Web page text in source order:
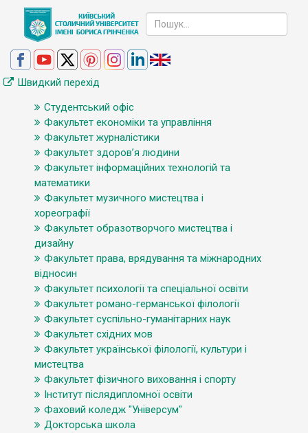
Швидкий перехід
Студентський офіс
Факультет економіки та управління
Факультет журналістики
Факультет здоров’я людини
Факультет інформаційних технологій та
математики
Факультет музичного мистецтва і
хореографії
Факультет образотворчого мистецтва і
дизайну
Факультет права, врядування та міжнародних
відносин
Факультет психології та спеціальної освіти
Факультет романо-германської філології
Факультет суспільно-гуманітарних наук
Факультет східних мов
Факультет української філології, культури і
мистецтва
Факультет фізичного виховання і спорту
Інститут післядипломної освіти
Фаховий коледж "Універсум"
Докторська школа